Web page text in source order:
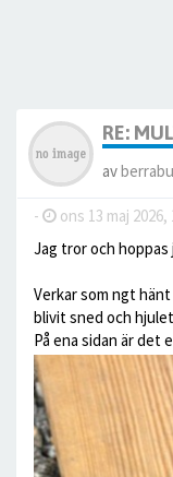
RE:
av
- ons 13 maj 2026,
Jag tror och
Verkar som ngt
blivit sned och
På ena sidan är det